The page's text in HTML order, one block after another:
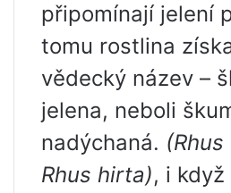
připomínají jelení
tomu rostlina
vědecký název –
jelena, neboli
nadýchaná.
Rhus hirta), i